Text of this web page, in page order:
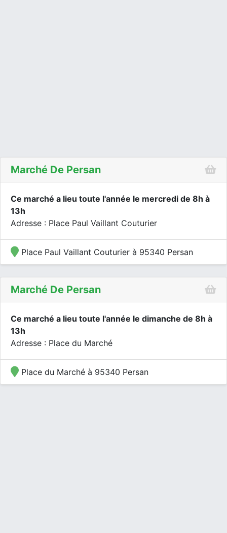
Marché De Persan
Ce marché a lieu toute l'année le mercredi de 8h à
13h
Adresse : Place Paul Vaillant Couturier
Place Paul Vaillant Couturier à 95340 Persan
Marché De Persan
Ce marché a lieu toute l'année le dimanche de 8h à
13h
Adresse : Place du Marché
Place du Marché à 95340 Persan